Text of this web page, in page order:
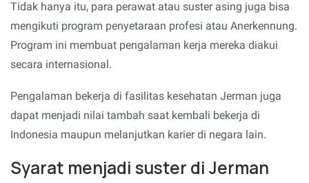
Tidak hanya itu, para perawat atau suster asing juga bisa
mengikuti program penyetaraan profesi atau Anerkennung.
Program ini membuat pengalaman kerja mereka diakui
secara internasional.
Pengalaman bekerja di fasilitas kesehatan Jerman juga
dapat menjadi nilai tambah saat kembali bekerja di
Indonesia maupun melanjutkan karier di negara lain.
Syarat menjadi suster di Jerman